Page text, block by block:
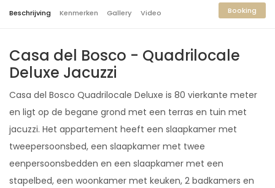
Beschrijving Kenmerken Gallery Video Booking
Casa del Bosco - Quadrilocale
Deluxe Jacuzzi
Casa del Bosco Quadrilocale Deluxe is 80 vierkante meter
en ligt op de begane grond met een terras en tuin met
jacuzzi. Het appartement heeft een slaapkamer met
tweepersoonsbed, een slaapkamer met twee
eenpersoonsbedden en een slaapkamer met een
stapelbed, een woonkamer met keuken, 2 badkamers en